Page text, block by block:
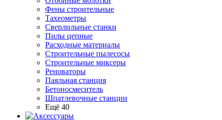
Фены строительные
Тахеометры
Сверлильные станки
Пилы цепные
Расходные материалы
Строительные пылесосы
Строительные миксеры
Реноваторы
Паяльная станция
Бетоносмеситель
Шпатлевочные станции
Ещё 40